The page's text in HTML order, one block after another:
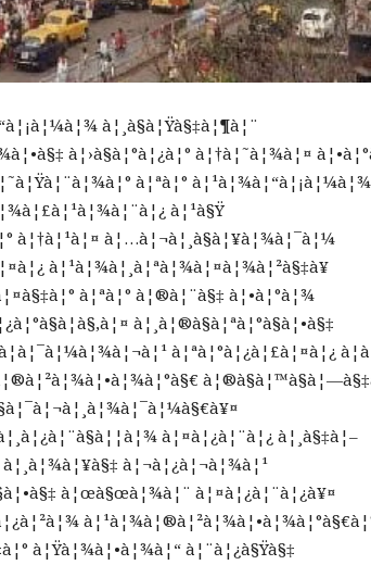
à¦¸à§à¦Ÿà§‡à¦¶à¦¨
à¦›à§à¦°à¦¿à¦° à¦†à¦˜à¦¾à¦¤
à¦ªà¦° à¦¹à¦¾à¦“à¦¡à¦¼à¦¾
à¦¹à§Ÿ
à¦†à¦¹à¦¤ à¦…à¦¬à¦¸à§à¦¥à¦¾à¦¯à¦¼
à¦¹à¦¾à¦¸à¦ªà¦¾à¦¤à¦¾à¦²à§‡à¥
à¦ªà¦° à¦®à¦¨à§‡ à¦•à¦°à¦¾
à¦¸à¦®à§à¦ªà¦°à§à¦•à§‡
à¦ªà¦°à¦¿à¦£à¦¤à¦¿
à¦¤à¦¿à¦¨à¦¿ à¦¸à§‡à¦–
à¦¬à¦¿à¦¬à¦¾à¦¹
à¦œà§œà¦¾à¦¨ à¦¤à¦¿à¦¨à¦¿à¥¤
à¦Ÿà¦¾à¦•à¦¾à¦“ à¦¨à¦¿à§Ÿà§‡